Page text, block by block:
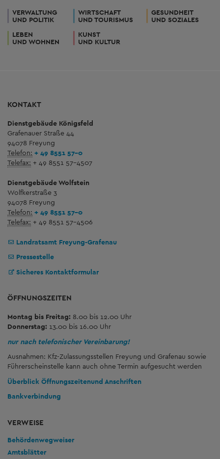
VERWALTUNG
UND POLITIK
WIRTSCHAFT
UND TOURISMUS
GESUNDHEIT
UND SOZIALES
LEBEN
UND WOHNEN
KUNST
UND KULTUR
KONTAKT
Dienstgebäude Königsfeld
Grafenauer Straße 44
94078 Freyung
Telefon: + 49 8551 57-0
Telefax: + 49 8551 57-4507
Dienstgebäude Wolfstein
Wolfkerstraße 3
94078 Freyung
Telefon: + 49 8551 57-0
Telefax: + 49 8551 57-4506
Landratsamt Freyung-Grafenau
Pressestelle
Sicheres Kontaktformular
ÖFFNUNGSZEITEN
Montag bis Freitag: 8.00 bis 12.00 Uhr
Donnerstag: 13.00 bis 16.00 Uhr
nur nach telefonischer Vereinbarung!
Ausnahmen: Kfz-Zulassungsstellen Freyung und Grafenau sowie
Führerscheinstelle kann auch ohne Termin aufgesucht werden
Überblick Öffnungszeitenund Anschriften
Bankverbindung
VERWEISE
Behördenwegweiser
Amtsblätter